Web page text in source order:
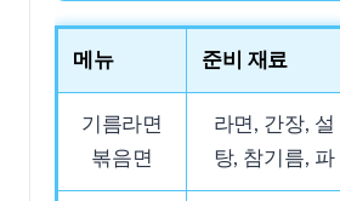
메뉴 준비 재료
기름라면
볶음면
라면, 간장, 설
탕, 참기름, 파